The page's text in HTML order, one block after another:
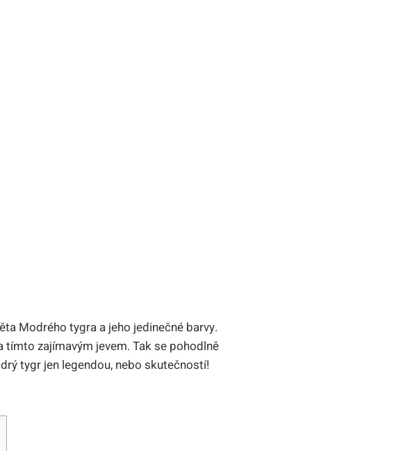
Modrého tygra a jeho jedinečné barvy.
zajímavým jevem. Tak se pohodlně
tygr jen legendou, nebo skutečností!